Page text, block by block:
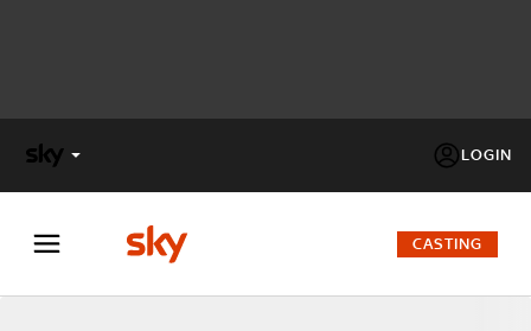
LOGIN
FACTOR
CASTING